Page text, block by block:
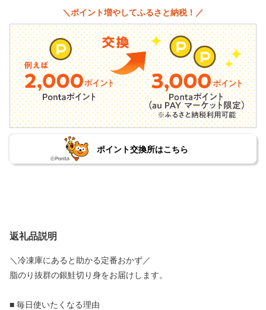
＼ポイント増やしてふるさと納税！／
ポイント交換所はこちら
返礼品説明
＼冷凍庫にあると助かる定番おかず／
脂のり抜群の銀鮭切り身をお届けします。
■ 毎日使いたくなる理由